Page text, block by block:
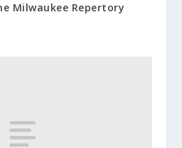
Milwaukee Repertory